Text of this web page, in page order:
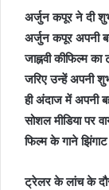
अर्जुन कपूर ने दी
अर्जुन कपूर अपनी
जाह्नवी कीफिल्म
जरिए उन्हें अपनी
ही अंदाज में अपनी
सोशल मीडिया पर
फिल्म के गाने
ट्रेलर के लांच के